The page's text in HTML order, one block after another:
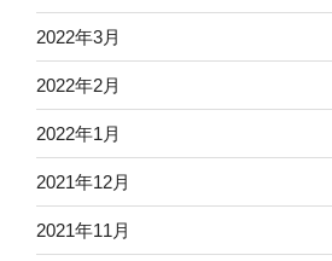
2022年3月
2022年2月
2022年1月
2021年12月
2021年11月